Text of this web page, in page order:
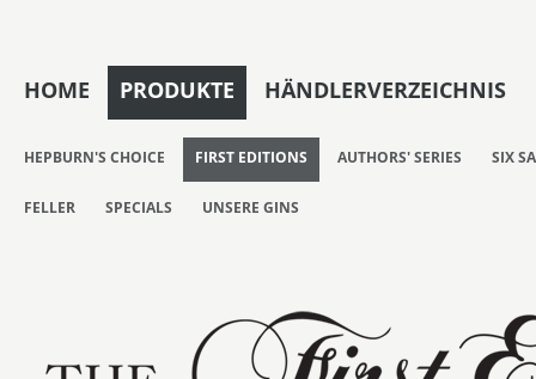
HOME PRODUKTE HÄNDLERVERZEICHNIS
HEPBURN'S CHOICE FIRST EDITIONS AUTHORS' SERIES SIX
FELLER SPECIALS UNSERE GINS